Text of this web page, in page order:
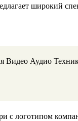
широкий
Видео Аудио
с логотипом